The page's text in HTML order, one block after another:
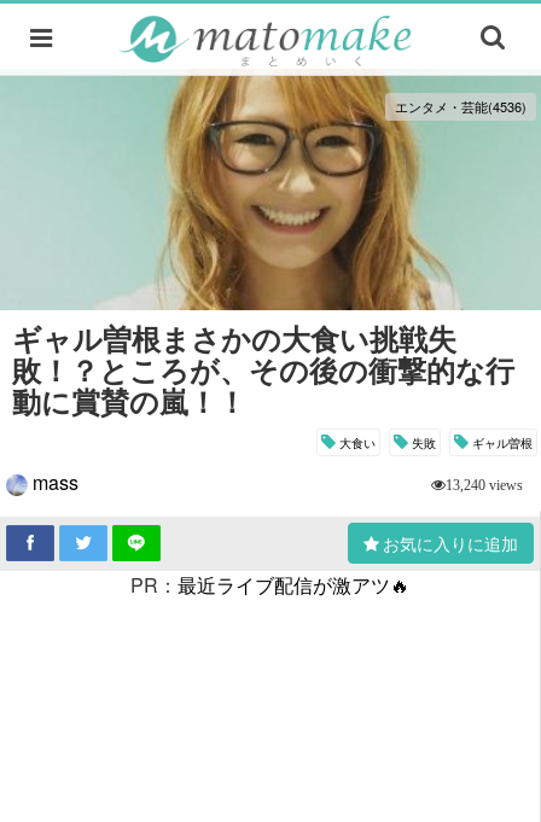
エンタメ・芸能(4536)
ギャル曽根まさかの大食い挑戦失
敗！？ところが、その後の衝撃的な行
動に賞賛の嵐！！
大食い 失敗 ギャル曽根
mass 13,240 views
お気に入りに追加
PR： 最近ライブ配信が激アツ🔥